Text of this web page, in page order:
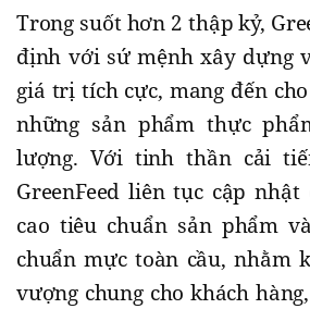
Trong suốt hơn 2 thập kỷ,
định với sứ mệnh xây dựng
giá trị tích cực, mang đến
những sản phẩm thực
lượng. Với tinh thần cải
GreenFeed liên tục cập nhật
cao tiêu chuẩn sản phẩm
chuẩn mực toàn cầu, nhằm
vượng chung cho khách